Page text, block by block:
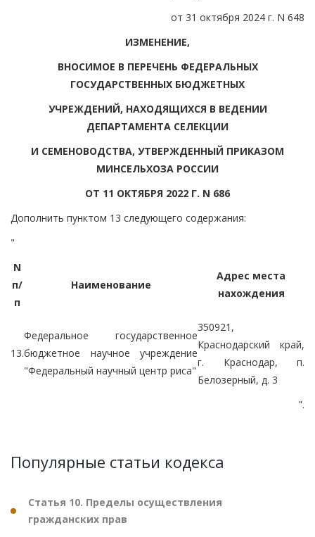
от 31 октября 2024 г. N 648
ИЗМЕНЕНИЕ,
ВНОСИМОЕ В ПЕРЕЧЕНЬ ФЕДЕРАЛЬНЫХ
ГОСУДАРСТВЕННЫХ БЮДЖЕТНЫХ
УЧРЕЖДЕНИЙ, НАХОДЯЩИХСЯ В ВЕДЕНИИ
ДЕПАРТАМЕНТА СЕЛЕКЦИИ
И СЕМЕНОВОДСТВА, УТВЕРЖДЕННЫЙ ПРИКАЗОМ
МИНСЕЛЬХОЗА РОССИИ
ОТ 11 ОКТЯБРЯ 2022 Г. N 686
Дополнить пунктом 13 следующего содержания:
"
N
п/
п
Наименование
Адрес места
нахождения
13.
Федеральное государственное
бюджетное научное учреждение
"Федеральный научный центр риса"
350921,
Краснодарский край,
г. Краснодар, п.
Белозерный, д. 3
".
Популярные статьи кодекса
Статья 10. Пределы осуществления
гражданских прав